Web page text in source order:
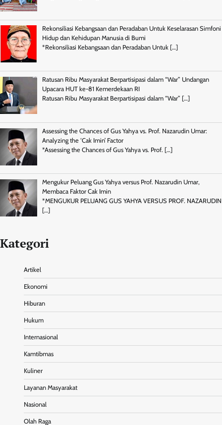
Rekonsiliasi Kebangsaan dan Peradaban Untuk Keselarasan Simfoni
Hidup dan Kehidupan Manusia di Bumi
*Rekonsiliasi Kebangsaan dan Peradaban Untuk […]
Ratusan Ribu Masyarakat Berpartisipasi dalam “War” Undangan
Upacara HUT ke-81 Kemerdekaan RI
Ratusan Ribu Masyarakat Berpartisipasi dalam “War” […]
Assessing the Chances of Gus Yahya vs. Prof. Nazarudin Umar:
Analyzing the ‘Cak Imin’ Factor
*Assessing the Chances of Gus Yahya vs. Prof. […]
Mengukur Peluang Gus Yahya versus Prof. Nazarudin Umar,
Membaca Faktor Cak Imin
*MENGUKUR PELUANG GUS YAHYA VERSUS PROF. NAZARUDIN
[…]
Kategori
Artikel
Ekonomi
Hiburan
Hukum
Internasional
Kamtibmas
Kuliner
Layanan Masyarakat
Nasional
Olah Raga